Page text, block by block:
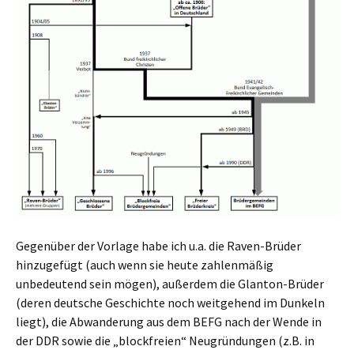
Gegenüber der Vorlage habe ich u.a. die Raven-Brüder
hinzugefügt (auch wenn sie heute zahlenmäßig
unbedeutend sein mögen), außerdem die Glanton-Brüder
(deren deutsche Geschichte noch weitgehend im Dunkeln
liegt), die Abwanderung aus dem BEFG nach der Wende in
der DDR sowie die „blockfreien“ Neugründungen (z.B. in